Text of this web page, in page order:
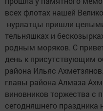
всех флотах нашей
нурлатцы пришли
тельняшках и
родным моряков. С
день к присутствующим
района Ильяс
главы района Алмаза
виновников торжества с
сегодняшнего праздника